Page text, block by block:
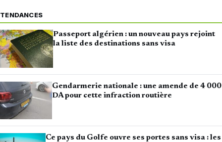
TENDANCES
Passeport algérien : un nouveau pays rejoint
la liste des destinations sans visa
Gendarmerie nationale : une amende de 4 000
DA pour cette infraction routière
Ce pays du Golfe ouvre ses portes sans visa : les